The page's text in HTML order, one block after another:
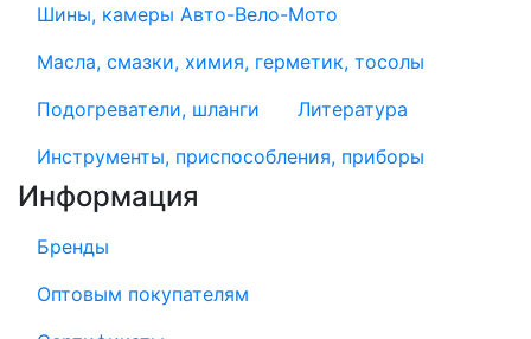
Шины, камеры Авто-Вело-Мото
Масла, смазки, химия, герметик, тосолы
Подогреватели, шланги
Литература
Инструменты, приспособления, приборы
Информация
Бренды
Оптовым покупателям